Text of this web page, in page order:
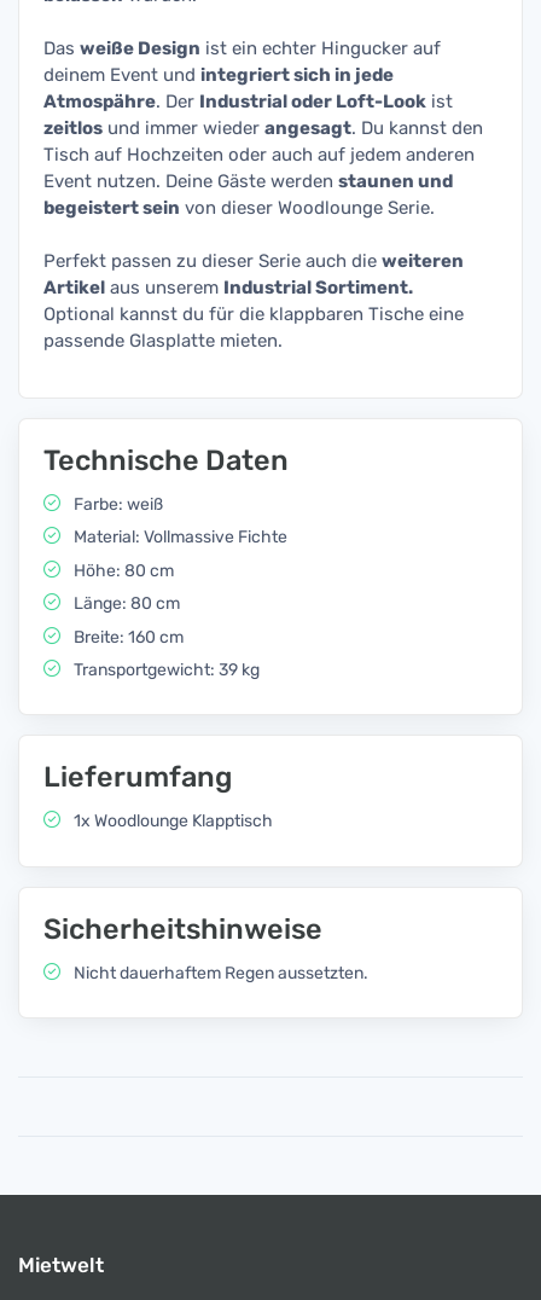
Das weiße Design ist ein echter Hingucker auf
deinem Event und integriert sich in jede
Atmospähre. Der Industrial oder Loft-Look ist
zeitlos und immer wieder angesagt. Du kannst den
Tisch auf Hochzeiten oder auch auf jedem anderen
Event nutzen. Deine Gäste werden staunen und
begeistert sein von dieser Woodlounge Serie.
Perfekt passen zu dieser Serie auch die weiteren
Artikel aus unserem Industrial Sortiment.
Optional kannst du für die klappbaren Tische eine
passende Glasplatte mieten.
Technische Daten
Farbe: weiß
Material: Vollmassive Fichte
Höhe: 80 cm
Länge: 80 cm
Breite: 160 cm
Transportgewicht: 39 kg
Lieferumfang
1x Woodlounge Klapptisch
Sicherheitshinweise
Nicht dauerhaftem Regen aussetzten.
Mietwelt